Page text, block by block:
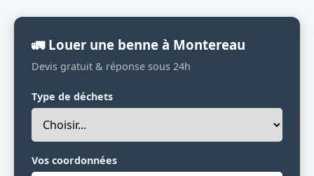
🚛 Louer une benne à Montereau
Devis gratuit & réponse sous 24h
Type de déchets
Vos coordonnées